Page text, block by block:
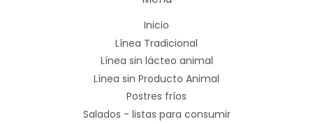
Inicio
Línea Tradicional
Línea sin lácteo animal
Línea sin Producto Animal
Postres fríos
Salados - listas para consumir